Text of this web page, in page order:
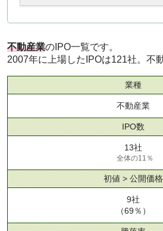
不動産業のIPO一覧です。
2007年に上場したIPOは121社。不
業種
不動産業
IPO数
13社
全体の11％
初値 > 公開価格
9社
（69％）